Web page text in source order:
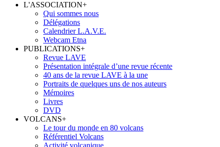
L'ASSOCIATION+
Qui sommes nous
Délégations
Calendrier L.A.V.E.
Webcam Etna
PUBLICATIONS+
Revue LAVE
Présentation intégrale d’une revue récente
40 ans de la revue LAVE à la une
Portraits de quelques uns de nos auteurs
Mémoires
Livres
DVD
VOLCANS+
Le tour du monde en 80 volcans
Référentiel Volcans
Activité volcanique